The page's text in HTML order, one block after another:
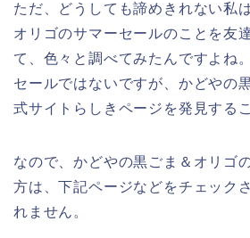
ただ、どうしても諦めきれない私
オリゴのサマーセールのことを友
て、色々と調べてみたんですよね
セールではないですが、かどやの
式サイトらしきページを発見する
なので、かどやの黒ごま＆オリゴ
方は、下記ページなどをチェック
れません。